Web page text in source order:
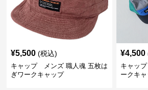
¥5,500 (税込)
キャップ メンズ 職人魂 五枚は
ぎワークキャップ
¥4,500
キャッ
ークキ